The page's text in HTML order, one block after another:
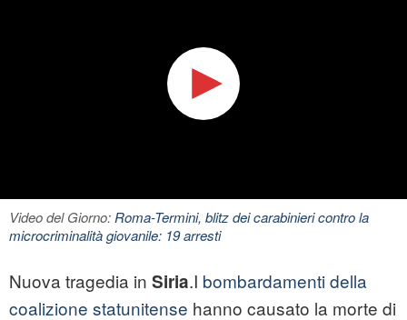
Video del Giorno:Roma-Termini, blitz dei carabinieri contro la
microcriminalità giovanile: 19 arresti
Nuova tragedia in Siria.I bombardamenti della
coalizione statunitense hanno causato la morte di